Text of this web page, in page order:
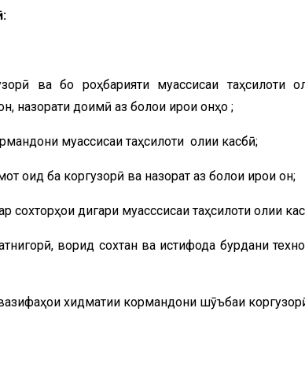
ва бо роҳбарияти муассисаи таҳсилоти
назорати доимӣ аз болои иҷрои онҳо ;
муассисаи таҳсилоти олии касбӣ;
оид ба коргузорӣ ва назорат аз болои иҷрои он;
сохторҳои дигари муасссисаи таҳсилоти олии
ворид сохтан ва истифода бурдани
хидматии кормандони шӯъбаи